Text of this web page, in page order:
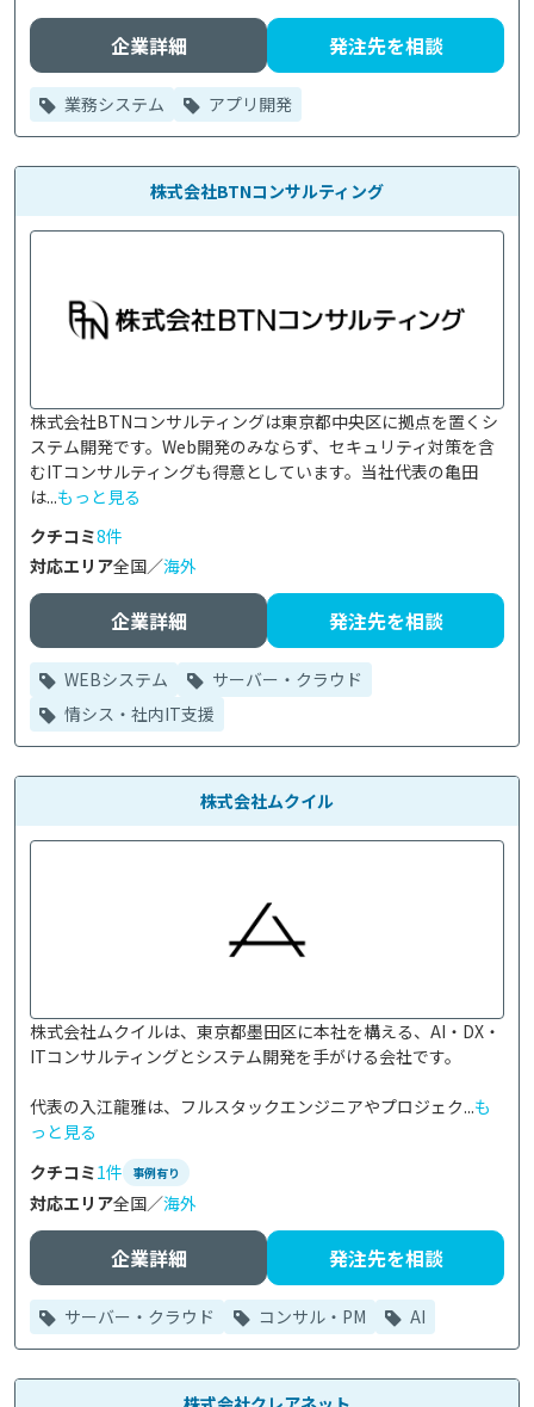
企業詳細 発注先を相談
業務システム アプリ開発
株式会社BTNコンサルティング
株式会社BTNコンサルティングは東京都中央区に拠点を置くシ
ステム開発です。Web開発のみならず、セキュリティ対策を含
むITコンサルティングも得意としています。当社代表の亀田
は...もっと見る
クチコミ8件
対応エリア全国／海外
企業詳細 発注先を相談
WEBシステム
サーバー・クラウド
情シス・社内IT支援
株式会社ムクイル
株式会社ムクイルは、東京都墨田区に本社を構える、AI・DX・
ITコンサルティングとシステム開発を手がける会社です。
代表の入江龍雅は、フルスタックエンジニアやプロジェク...も
っと見る
クチコミ1件 事例有り
対応エリア全国／海外
企業詳細 発注先を相談
サーバー・クラウド コンサル・PM AI